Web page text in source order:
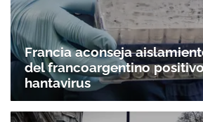
Francia aconseja
del francoargentino
hantavirus